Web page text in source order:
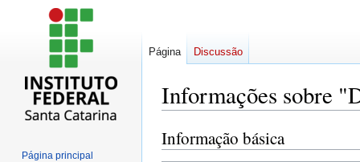
Informações sobre
Ir
para
Ir
para
Informação básica
Página Discussão
Página principal